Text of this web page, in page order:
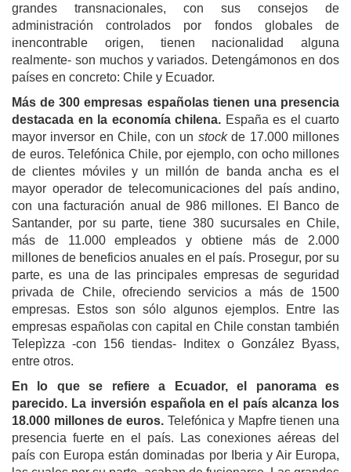
grandes transnacionales, con sus consejos de
administración controlados por fondos globales de
inencontrable origen, tienen nacionalidad alguna
realmente- son muchos y variados. Detengámonos en dos
países en concreto: Chile y Ecuador.
Más de 300 empresas españolas tienen una presencia
destacada en la economía chilena. España es el cuarto
mayor inversor en Chile, con un stockde 17.000 millones
de euros. Telefónica Chile, por ejemplo, con ocho millones
de clientes móviles y un millón de banda ancha es el
mayor operador de telecomunicaciones del país andino,
con una facturación anual de 986 millones. El Banco de
Santander, por su parte, tiene 380 sucursales en Chile,
más de 11.000 empleados y obtiene más de 2.000
millones de beneficios anuales en el país. Prosegur, por su
parte, es una de las principales empresas de seguridad
privada de Chile, ofreciendo servicios a más de 1500
empresas. Estos son sólo algunos ejemplos. Entre las
empresas españolas con capital en Chile constan también
Telepìzza -con 156 tiendas- Inditex o González Byass,
entre otros.
En lo que se refiere a Ecuador, el panorama es
parecido. La inversión española en el país alcanza los
18.000 millones de euros.Telefónica y Mapfre tienen una
presencia fuerte en el país. Las conexiones aéreas del
país con Europa están dominadas por Iberia y Air Europa,